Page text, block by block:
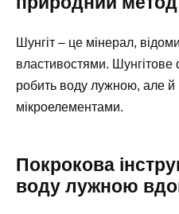
Шунгіт – це мінерал,
властивостями. Шунгітове
робить воду лужною, але й
мікроелементами.
Покрокова
воду лужною